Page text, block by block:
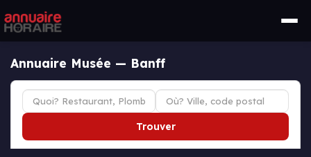
Annuaire Musée — Banff
Trouver